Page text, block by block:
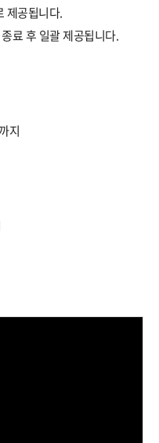
제공됩니다.
료 후 일괄 제공됩니다.
지